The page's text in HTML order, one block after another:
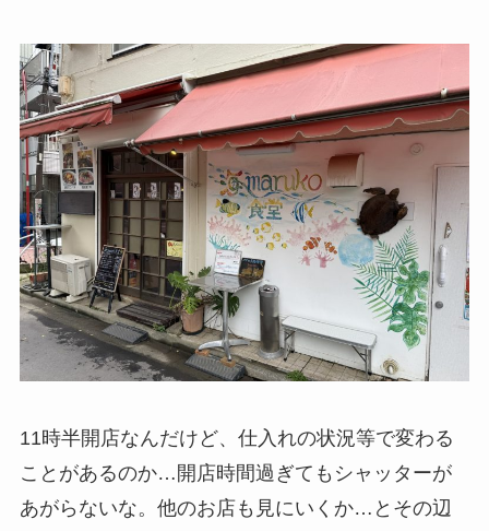
11時半開店なんだけど、仕入れの状況等で変わる
ことがあるのか…開店時間過ぎてもシャッターが
あがらないな。他のお店も見にいくか…とその辺